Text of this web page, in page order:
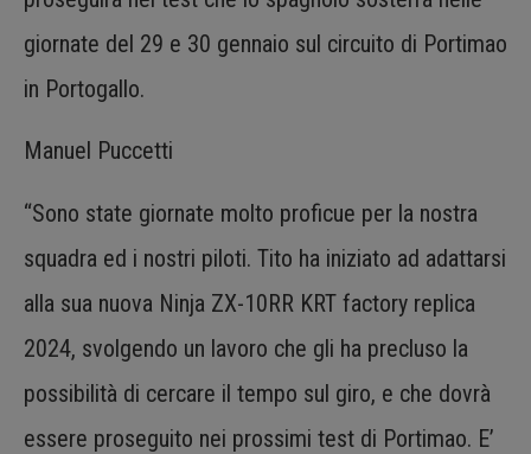
giornate del 29 e 30 gennaio sul circuito di Portimao
in Portogallo.
Manuel Puccetti
“Sono state giornate molto proficue per la nostra
squadra ed i nostri piloti. Tito ha iniziato ad adattarsi
alla sua nuova Ninja ZX-10RR KRT factory replica
2024, svolgendo un lavoro che gli ha precluso la
possibilità di cercare il tempo sul giro, e che dovrà
essere proseguito nei prossimi test di Portimao. E’